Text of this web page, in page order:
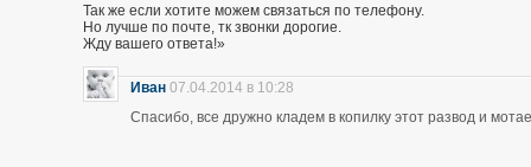
Так же если хотите можем связаться по телефону.
Но лучше по почте, тк звонки дорогие.
Жду вашего ответа!»
Иван 07.04.2014 в 10:28
Спасибо, все дружно кладем в копилку этот развод и